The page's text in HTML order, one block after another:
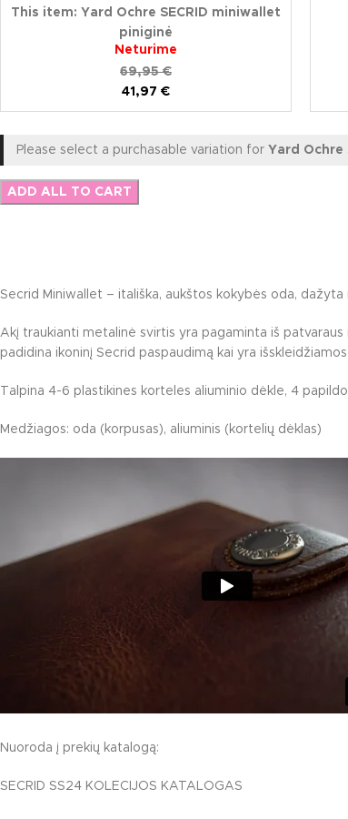
This item: Yard Ochre SECRID miniwallet
piniginė
Neturime
69,95€
41,97 €
Please select a purchasable variation for Yard Ochre
ADD ALL TO CART
Secrid Miniwallet – itališka, aukštos kokybės oda,
Akį traukianti metalinė svirtis yra pagaminta iš
padidina ikoninį Secrid paspaudimą kai yra
Talpina 4-6 plastikines korteles aliuminio dėkle, 4
Medžiagos: oda (korpusas), aliuminis (kortelių dėklas)
Nuoroda į prekių katalogą:
SECRID SS24 KOLECIJOS KATALOGAS